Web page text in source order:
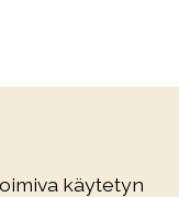
käytetyn